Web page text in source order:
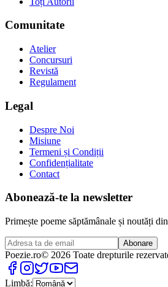
Comunitate
Atelier
Concursuri
Revistă
Regulament
Legal
Despre Noi
Misiune
Termeni și Condiții
Confidențialitate
Contact
Abonează-te la newsletter
Primește poeme săptămânale și noutăți
Abonare
Poezie.ro© 2026 Toate drepturile
Limbă: